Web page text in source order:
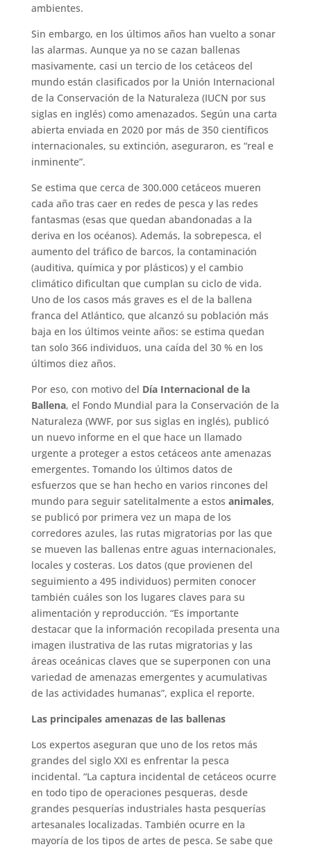
ambientes.
Sin embargo, en los últimos años han vuelto a sonar
las alarmas. Aunque ya no se cazan ballenas
masivamente, casi un tercio de los cetáceos del
mundo están clasificados por la Unión Internacional
de la Conservación de la Naturaleza (IUCN por sus
siglas en inglés) como amenazados. Según una carta
abierta enviada en 2020 por más de 350 científicos
internacionales, su extinción, aseguraron, es “real e
inminente”.
Se estima que cerca de 300.000 cetáceos mueren
cada año tras caer en redes de pesca y las redes
fantasmas (esas que quedan abandonadas a la
deriva en los océanos). Además, la sobrepesca, el
aumento del tráfico de barcos, la contaminación
(auditiva, química y por plásticos) y el cambio
climático dificultan que cumplan su ciclo de vida.
Uno de los casos más graves es el de la ballena
franca del Atlántico, que alcanzó su población más
baja en los últimos veinte años: se estima quedan
tan solo 366 individuos, una caída del 30 % en los
últimos diez años.
Por eso, con motivo del Día Internacional de la
Ballena, el Fondo Mundial para la Conservación de la
Naturaleza (WWF, por sus siglas en inglés), publicó
un nuevo informe en el que hace un llamado
urgente a proteger a estos cetáceos ante amenazas
emergentes. Tomando los últimos datos de
esfuerzos que se han hecho en varios rincones del
mundo para seguir satelitalmente a estos animales,
se publicó por primera vez un mapa de los
corredores azules, las rutas migratorias por las que
se mueven las ballenas entre aguas internacionales,
locales y costeras. Los datos (que provienen del
seguimiento a 495 individuos) permiten conocer
también cuáles son los lugares claves para su
alimentación y reproducción. “Es importante
destacar que la información recopilada presenta una
imagen ilustrativa de las rutas migratorias y las
áreas oceánicas claves que se superponen con una
variedad de amenazas emergentes y acumulativas
de las actividades humanas”, explica el reporte.
Las principales amenazas de las ballenas
Los expertos aseguran que uno de los retos más
grandes del siglo XXI es enfrentar la pesca
incidental. “La captura incidental de cetáceos ocurre
en todo tipo de operaciones pesqueras, desde
grandes pesquerías industriales hasta pesquerías
artesanales localizadas. También ocurre en la
mayoría de los tipos de artes de pesca. Se sabe que